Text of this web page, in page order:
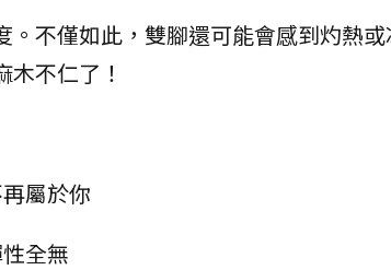
。不僅如此，雙腳還可能會感到灼熱
不仁了！
屬於你
全無